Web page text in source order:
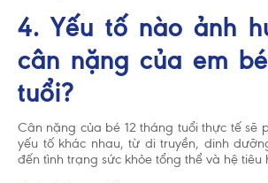
4. Yếu tố nào ảnh
cân nặng của em
tuổi?
Cân nặng của bé 12 tháng tuổi thực tế sẽ
yếu tố khác nhau, từ di truyền, dinh
đến tình trạng sức khỏe tổng thể và hệ tiêu